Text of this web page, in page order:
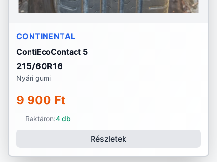
CONTINENTAL
ContiEcoContact 5
215/60R16
Nyári gumi
9 900 Ft
Raktáron:4 db
Részletek